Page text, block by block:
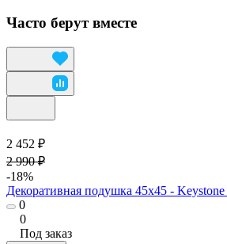
Часто берут вместе
2 452 ₽
2 990 ₽
-18%
Декоративная подушка 45х45 -
0
0
Под заказ